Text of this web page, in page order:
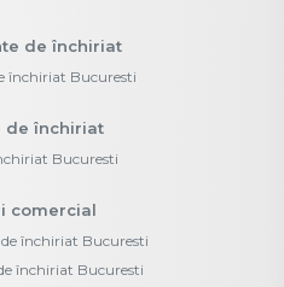
de închiriat
închiriat Bucuresti
de închiriat
Bucuresti
comercial
închiriat Bucuresti
închiriat Bucuresti